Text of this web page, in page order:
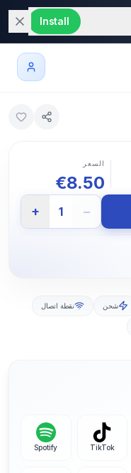
Install
السعر
€8.50
−
1
+
شحن نقطة اتصال
TikTok
Spotify